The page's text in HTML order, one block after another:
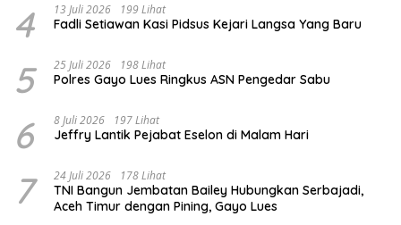
4 13 Juli 2026 199 Lihat
Fadli Setiawan Kasi Pidsus Kejari Langsa Yang Baru
5 25 Juli 2026 198 Lihat
Polres Gayo Lues Ringkus ASN Pengedar Sabu
6 8 Juli 2026 197 Lihat
Jeffry Lantik Pejabat Eselon di Malam Hari
7 24 Juli 2026 178 Lihat
TNI Bangun Jembatan Bailey Hubungkan Serbajadi,
Aceh Timur dengan Pining, Gayo Lues